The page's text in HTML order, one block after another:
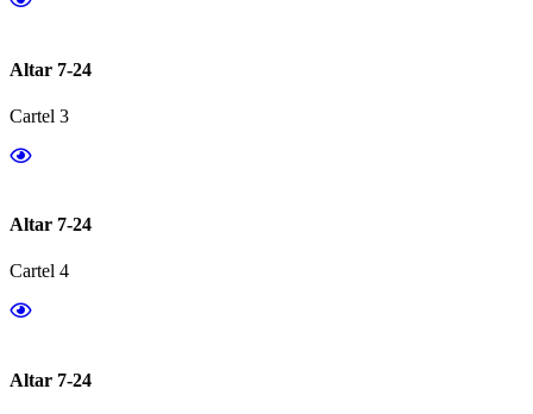
Altar 7-24
Cartel 3
Altar 7-24
Cartel 4
Altar 7-24